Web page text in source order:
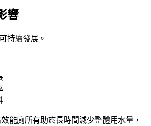
響
持續發展。
效能廁所有助於長時間減少整體用水量，